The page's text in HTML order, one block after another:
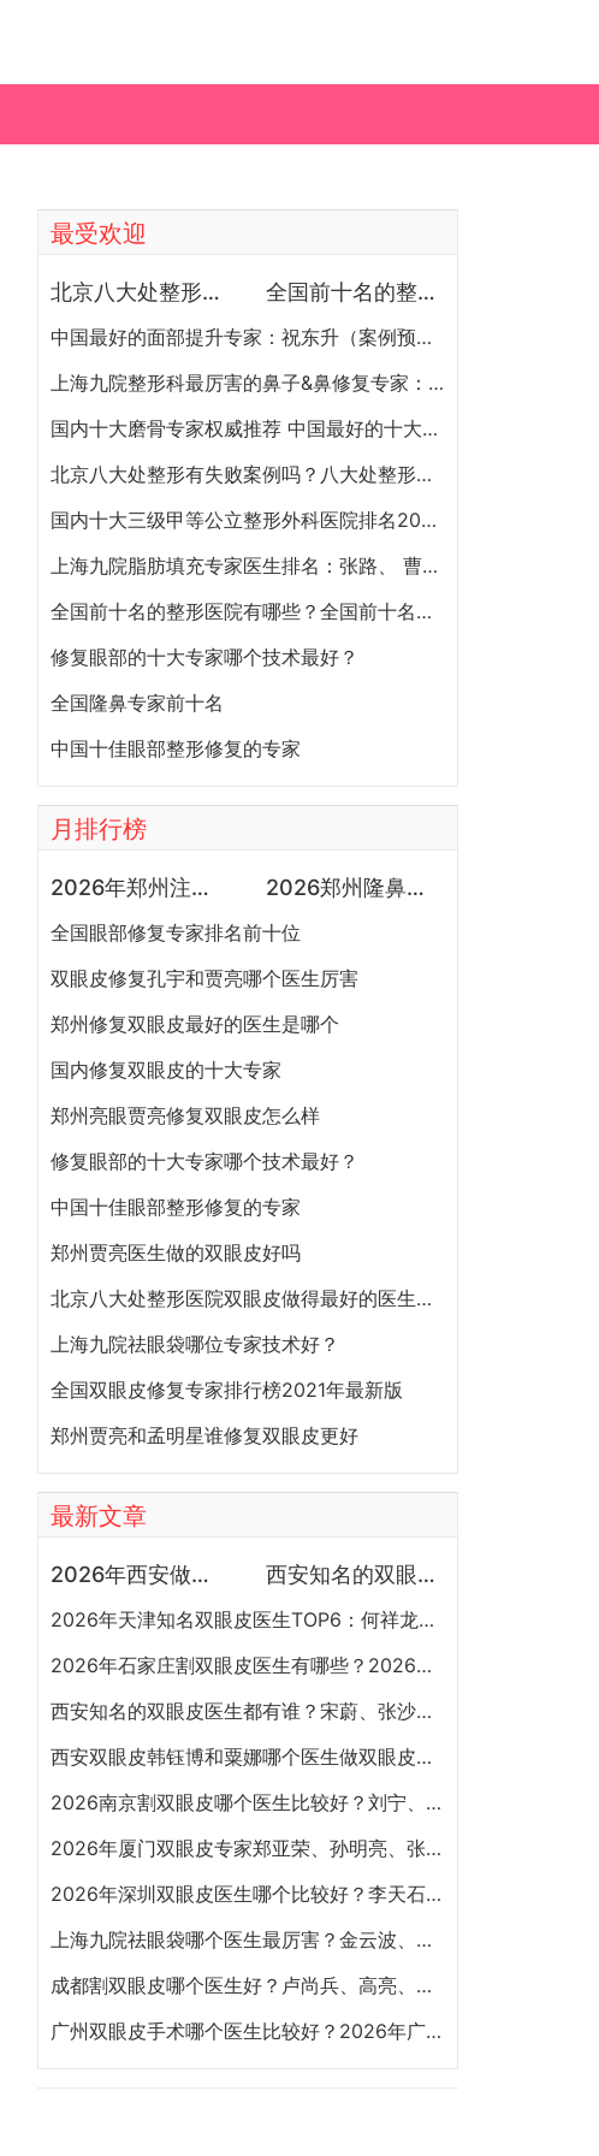
最受欢迎
北京八大处整形医院双眼皮做得最好的医生和价格大全 全国前十名的整形医院（私立篇）全国前十名的私立整形医院排名大全
中国最好的面部提升专家：祝东升（案例预约）五层面部提升怎么样？
上海九院整形科最厉害的鼻子&鼻修复专家：李圣利（简介、案例、预约）
国内十大磨骨专家权威推荐 中国最好的十大磨骨专家排名
北京八大处整形有失败案例吗？八大处整形失败后悔怎么办？怎么投诉？
国内十大三级甲等公立整形外科医院排名2020年
上海九院脂肪填充专家医生排名：张路、 曹卫刚、余力（简介、案例、预约）
全国前十名的整形医院有哪些？全国前十名的公立三甲整形医院排名大全
修复眼部的十大专家哪个技术最好？
全国隆鼻专家前十名
中国十佳眼部整形修复的专家
月排行榜
2026年郑州注射抗衰医生预约排行榜：徐建平、张歌、赵永华、张婉霞、王妍芝、唐喜、李娟、朱怡梦哪个好？ 2026郑州隆鼻专家有哪些？胡志成、周蔚、张海洋、王启立、张鹏、李冰谁做鼻子更好？
全国眼部修复专家排名前十位
双眼皮修复孔宇和贾亮哪个医生厉害
郑州修复双眼皮最好的医生是哪个
国内修复双眼皮的十大专家
郑州亮眼贾亮修复双眼皮怎么样
修复眼部的十大专家哪个技术最好？
中国十佳眼部整形修复的专家
郑州贾亮医生做的双眼皮好吗
北京八大处整形医院双眼皮做得最好的医生和价格大全
上海九院祛眼袋哪位专家技术好？
全国双眼皮修复专家排行榜2021年最新版
郑州贾亮和孟明星谁修复双眼皮更好
最新文章
2026年西安做鼻子专家预约排行榜TOP5：曾熬、霍玉旺、房志强、蒋立、刘宝军哪个更好？ 西安知名的双眼皮医生都有谁？宋蔚、张沙沙、韩钰博、王璇、张文军谁做双眼皮更好？
2026年天津知名双眼皮医生TOP6：何祥龙、卜胜利、关迪剑、邵妍、夏红福、毕小丽:好？
2026年石家庄割双眼皮医生有哪些？2026年石家庄双眼皮专家预约排行榜前十名大全
西安知名的双眼皮医生都有谁？宋蔚、张沙沙、韩钰博、王璇、张文军谁做双眼皮更好？
西安双眼皮韩钰博和粟娜哪个医生做双眼皮技术好？
2026南京割双眼皮哪个医生比较好？刘宁、金东勋、朱喆辰、丁洪如、孙宗良哪个最好？
2026年厦门双眼皮专家郑亚荣、孙明亮、张少军、骆新峰、张宏、陈运生哪个最好？
2026年深圳双眼皮医生哪个比较好？李天石、秦菲菲、朱武根、田芳斌、林登文哪个最好？
上海九院祛眼袋哪个医生最厉害？金云波、李圣利、苏薇洁、孙笛、高博闻祛眼袋技术谁好？
成都割双眼皮哪个医生好？卢尚兵、高亮、李辉、吴建、杨迪、雷蕾、李萍、虞冬梅谁好？
广州双眼皮手术哪个医生比较好？2026年广州双眼皮专家预约排行榜前十名大全